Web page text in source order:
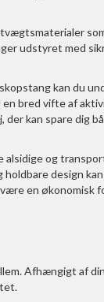
udstyret med
kan du
bred vifte af
kan spare dig
alsidige og
design
en økonomisk
Afhængigt af